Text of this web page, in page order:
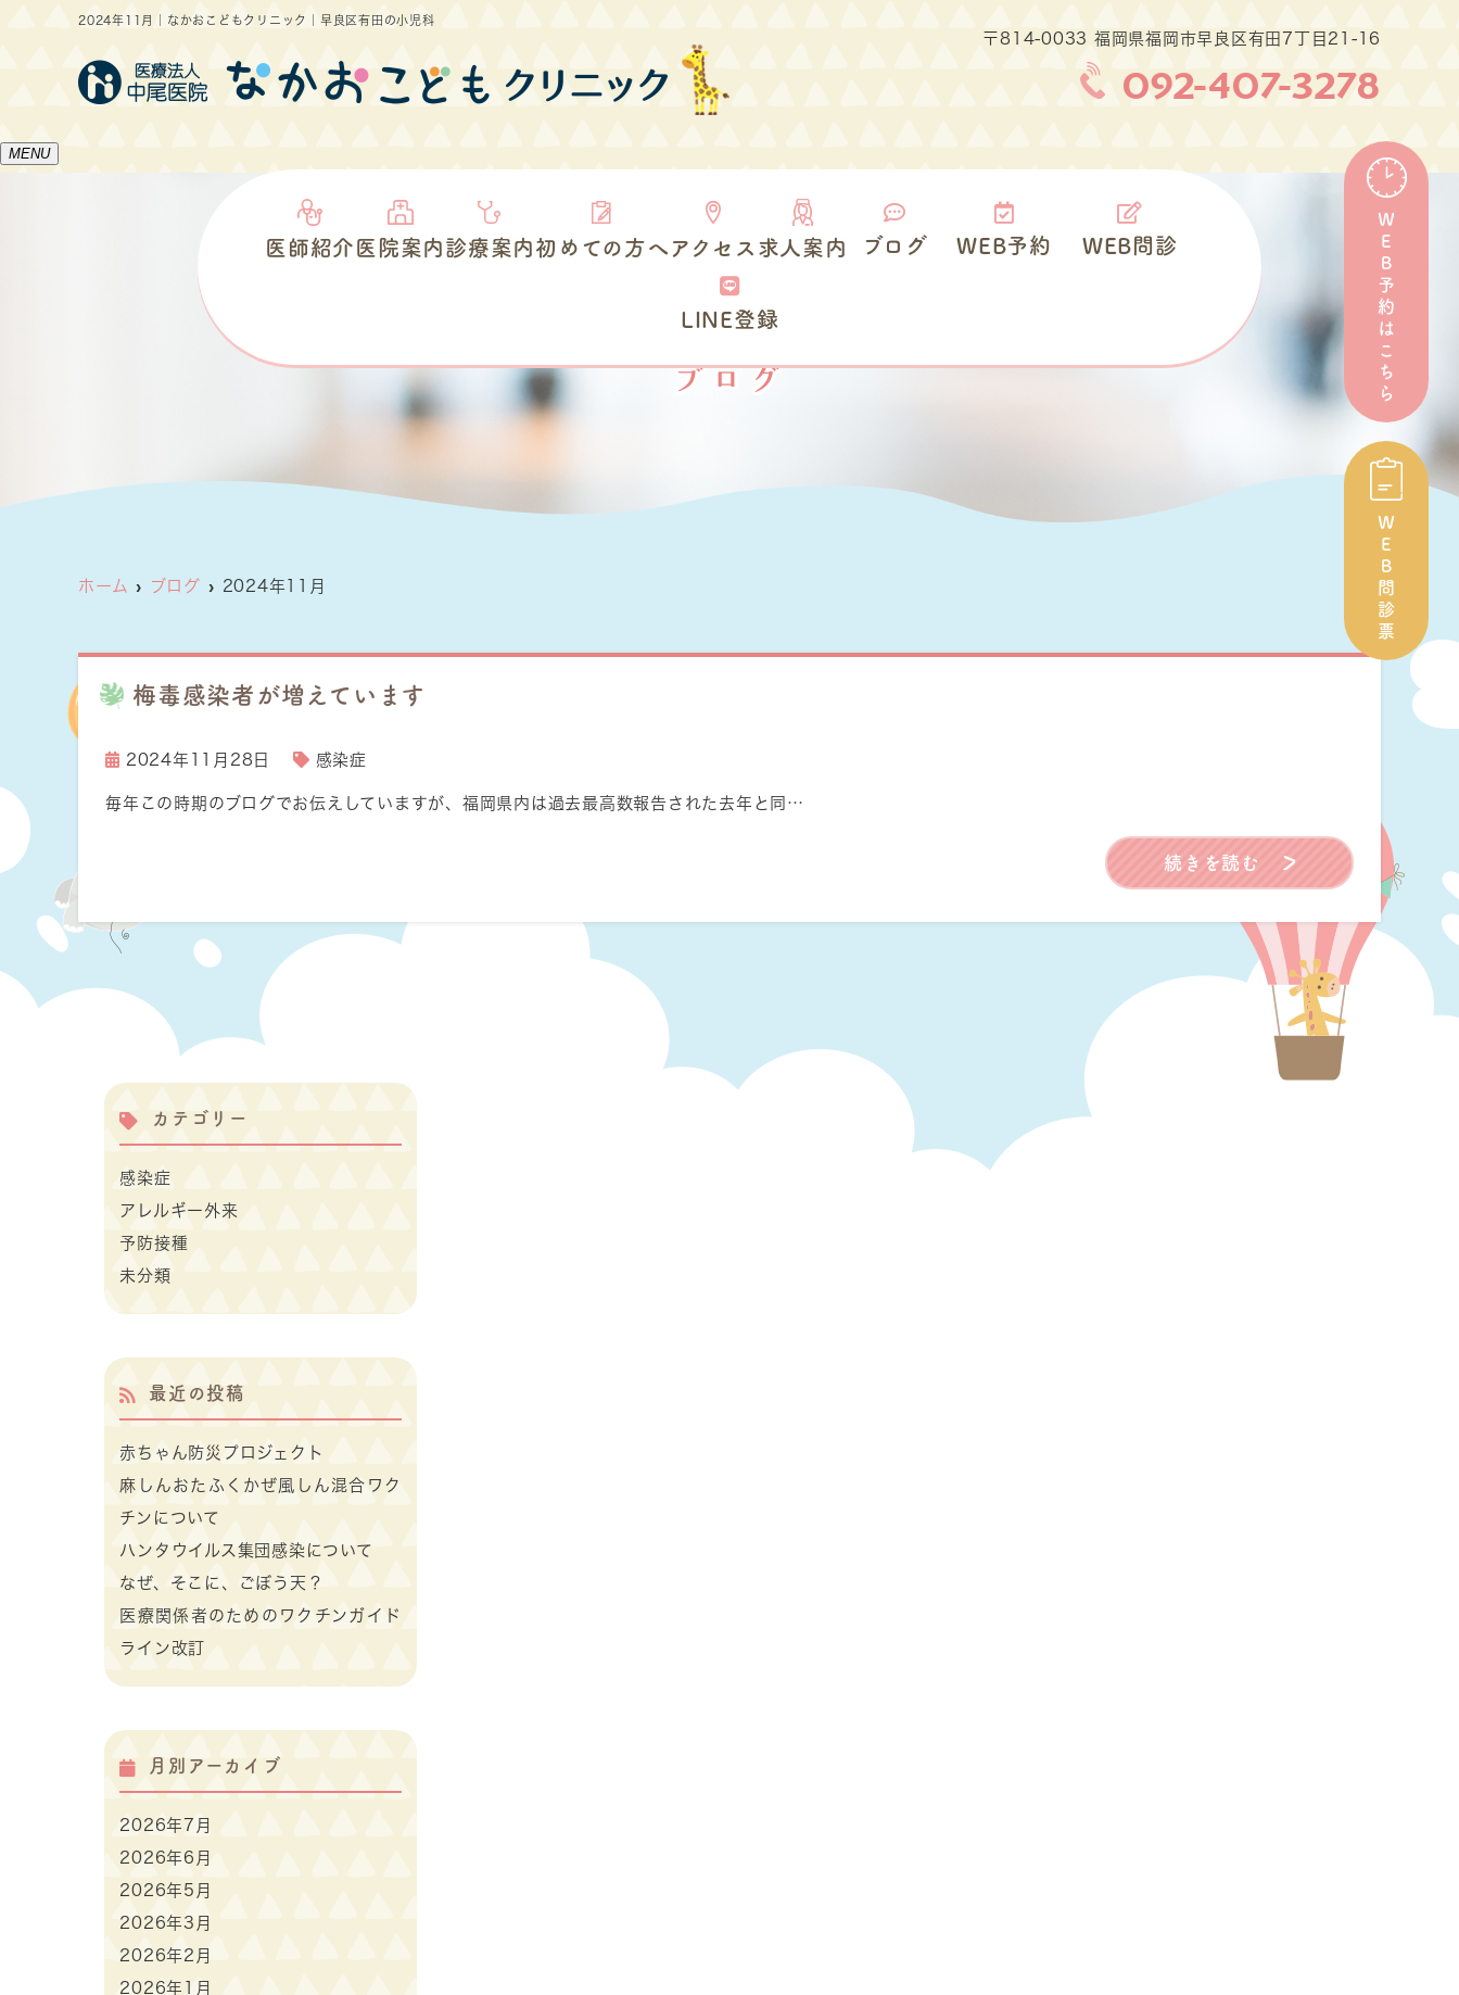
2024年11月｜なかおこどもクリニック｜早良区有田の小児科
〒814-0033 福岡県福岡市早良区有田7丁目21-16
092-407-3278
ＷＥＢ予約はこちら
ＷＥＢ問診票
MENU
医師紹介 医院案内 診療案内 初めての方へ アクセス 求人案内 ブログ WEB予約 WEB問診
LINE登録
ブログ
ホーム ブログ 2024年11月
梅毒感染者が増えています
2024年11月28日 感染症
毎年この時期のブログでお伝えしていますが、福岡県内は過去最高数報告された去年と同…
続きを読む
カテゴリー
感染症
アレルギー外来
予防接種
未分類
最近の投稿
赤ちゃん防災プロジェクト
麻しんおたふくかぜ風しん混合ワク
チンについて
ハンタウイルス集団感染について
なぜ、そこに、ごぼう天？
医療関係者のためのワクチンガイド
ライン改訂
月別アーカイブ
2026年7月
2026年6月
2026年5月
2026年3月
2026年2月
2026年1月